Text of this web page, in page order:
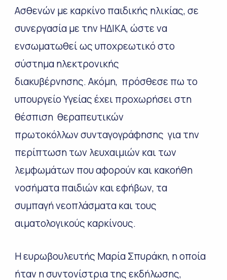
Ασθενών με καρκίνο παιδικής ηλικίας, σε
συνεργασία με την ΗΔΙΚΑ, ώστε να
ενσωματωθεί ως υποχρεωτικό στο
σύστημα ηλεκτρονικής
διακυβέρνησης. Ακόμη, πρόσθεσε πω το
υπουργείο Υγείας έχει προχωρήσει στη
θέσπιση θεραπευτικών
πρωτοκόλλων συνταγογράφησης για την
περίπτωση των λευχαιμιών και των
λεμφωμάτων που αφορούν και κακοήθη
νοσήματα παιδιών και εφήβων, τα
συμπαγή νεοπλάσματα και τους
αιματολογικούς καρκίνους.
Η ευρωβουλευτής Μαρία Σπυράκη, η οποία
ήταν η συντονίστρια της εκδήλωσης,